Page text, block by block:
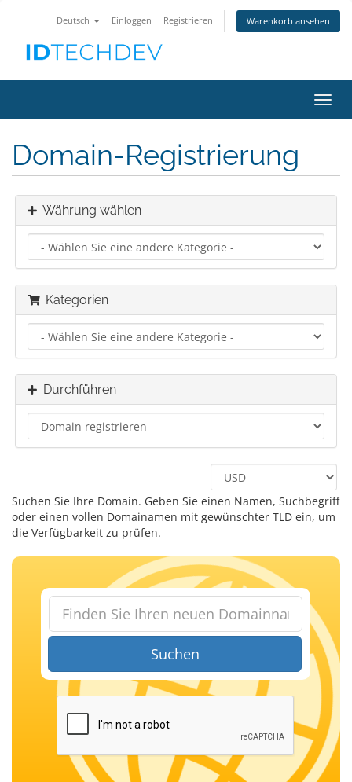
Deutsch Einloggen Registrieren Warenkorb ansehen
ein-/
Domain-Registrierung
Währung wählen
Kategorien
Durchführen
Suchen Sie Ihre Domain. Geben Sie einen Namen, Suchbegriff
oder einen vollen Domainamen mit gewünschter TLD ein, um
die Verfügbarkeit zu prüfen.
Suchen